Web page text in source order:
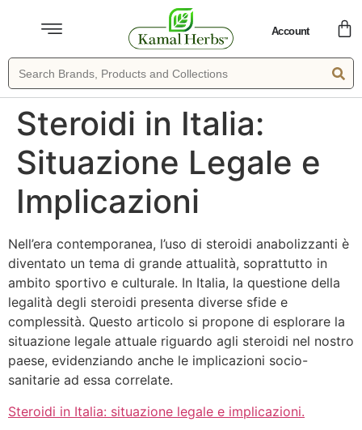
Account
Steroidi in Italia:
Situazione Legale e
Implicazioni
Nell’era contemporanea, l’uso di steroidi anabolizzanti è
diventato un tema di grande attualità, soprattutto in
ambito sportivo e culturale. In Italia, la questione della
legalità degli steroidi presenta diverse sfide e
complessità. Questo articolo si propone di esplorare la
situazione legale attuale riguardo agli steroidi nel nostro
paese, evidenziando anche le implicazioni socio-
sanitarie ad essa correlate.
Steroidi in Italia: situazione legale e implicazioni.